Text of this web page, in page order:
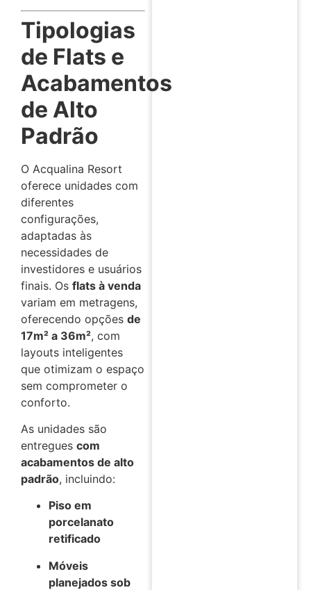
Tipologias
de Flats e
Acabamentos
de Alto
Padrão
O Acqualina Resort
oferece unidades com
diferentes
configurações,
adaptadas às
necessidades de
investidores e usuários
finais. Os flats à venda
variam em metragens,
oferecendo opções de
17m² a 36m², com
layouts inteligentes
que otimizam o espaço
sem comprometer o
conforto.
As unidades são
entregues com
acabamentos de alto
padrão, incluindo:
Piso em
porcelanato
retificado
Móveis
planejados sob